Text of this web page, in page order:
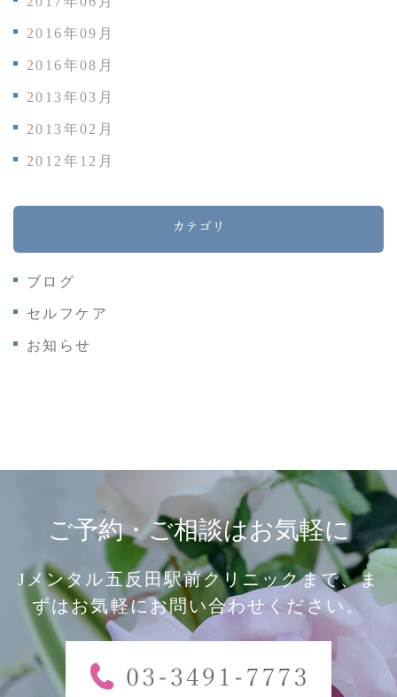
2016年09月
2016年08月
2013年03月
2013年02月
2012年12月
カテゴリ
ブログ
セルフケア
お知らせ
ご予約・ご相談はお気軽に
Jメンタル五反田駅前クリニックまで、ま
ずはお気軽にお問い合わせください。